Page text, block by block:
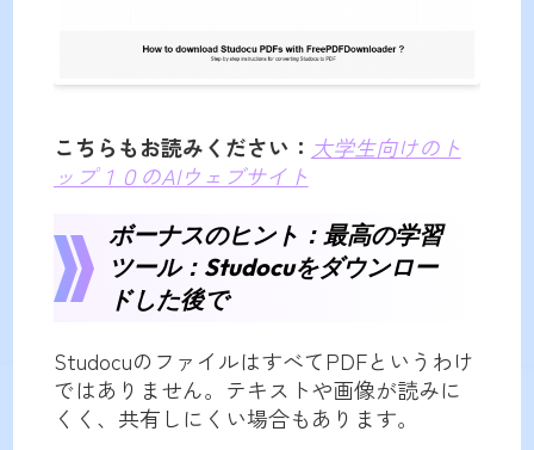
こちらもお読みください： 大学生向けのト
ップ１０のAIウェブサイト
ボーナスのヒント：最高の学習
ツール：Studocuをダウンロー
ドした後で
StudocuのファイルはすべてPDFというわけ
ではありません。テキストや画像が読みに
くく、共有しにくい場合もあります。